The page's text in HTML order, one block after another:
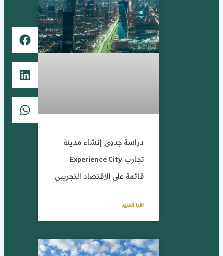
دراسة جدوى إنشاء مدينة
تجارب Experience City
قائمة على الاقتصاد التجريبي
اقرا المزيد